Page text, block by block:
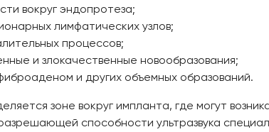
вокруг эндопротеза;
лимфатических узлов;
процессов;
и злокачественные новообразования;
и других объемных образований.
зоне вокруг импланта, где могут
способности ультразвука